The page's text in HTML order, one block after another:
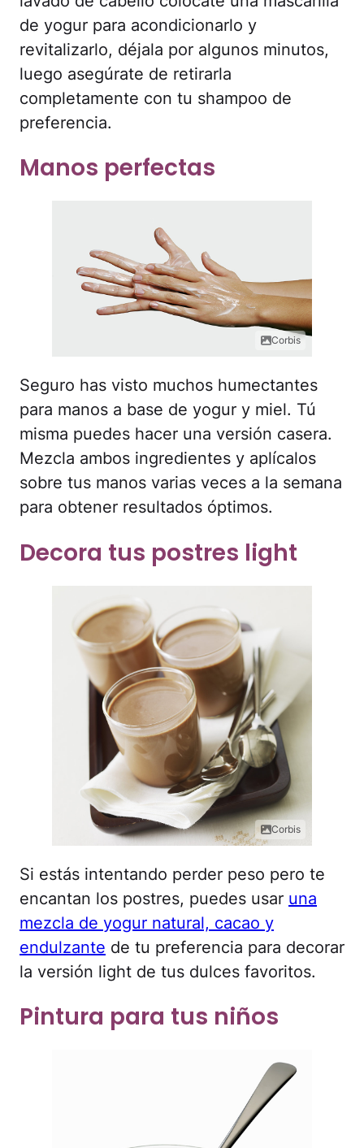
de yogur para acondicionarlo y
revitalizarlo, déjala por algunos minutos,
luego asegúrate de retirarla
completamente con tu shampoo de
preferencia.
Manos perfectas
Corbis
Seguro has visto muchos humectantes
para manos a base de yogur y miel. Tú
misma puedes hacer una versión casera.
Mezcla ambos ingredientes y aplícalos
sobre tus manos varias veces a la semana
para obtener resultados óptimos.
Decora tus postres light
Corbis
Si estás intentando perder peso pero te
encantan los postres, puedes usar una
mezcla de yogur natural, cacao y
endulzante de tu preferencia para decorar
la versión light de tus dulces favoritos.
Pintura para tus niños